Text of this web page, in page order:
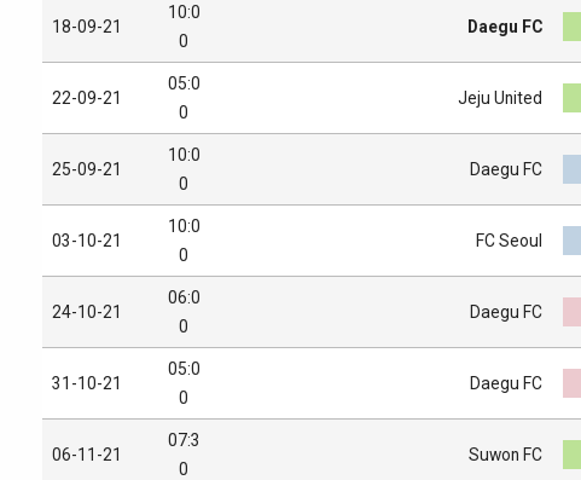
18-09-21
10:0
0
Daegu FC
22-09-21
05:0
0
Jeju United
25-09-21
10:0
0
Daegu FC
03-10-21
10:0
0
FC Seoul
24-10-21
06:0
0
Daegu FC
31-10-21
05:0
0
Daegu FC
06-11-21
07:3
0
Suwon FC